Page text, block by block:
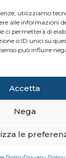
utilizziamo
alle informazioni
ci permetterà di
o ID unici su
può influire
Accetta
Nega
le
disegnato per
PolicyCookie
💛 da